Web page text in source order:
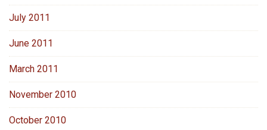
July 2011
June 2011
March 2011
November 2010
October 2010